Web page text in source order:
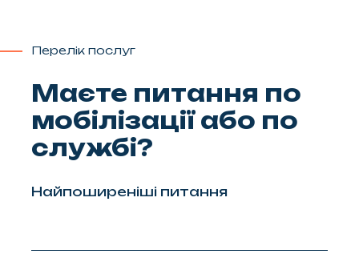
Перелік послуг
Маєте питання по
мобілізації або по
службі?
Найпоширеніші питання